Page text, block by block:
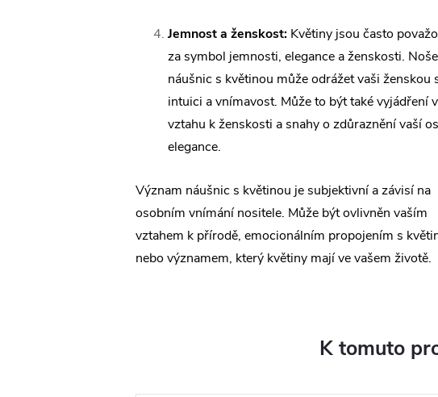
Jemnost a ženskost: Květiny jsou často
za symbol jemnosti, elegance a ženskosti.
náušnic s květinou může odrážet vaši ženskou
intuici a vnímavost. Může to být také vyjádření
vztahu k ženskosti a snahy o zdůraznění vaší
elegance.
Význam náušnic s květinou je subjektivní a závisí na
osobním vnímání nositele. Může být ovlivněn vaším
vztahem k přírodě, emocionálním propojením s
nebo významem, který květiny mají ve vašem životě.
K tomuto